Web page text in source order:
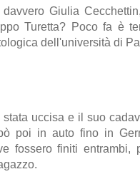
Giulia Cecchettin
Turetta? Poco fa è
dell'università di
stata uccisa e il suo
poi in auto fino in
fossero finiti